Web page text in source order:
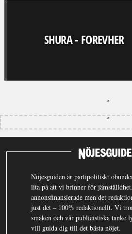
SHURA - FOREVHER
Nöjesguiden är partipolitiskt
lita på att vi brinner för
annonsfinansierade men det
just det – 100% redaktionellt. Vi
smaken och vår publicistiska tanke
vill guida dig till det bästa nöjet.